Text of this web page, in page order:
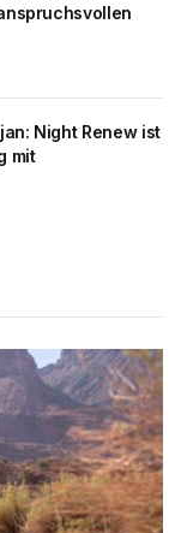
Night Renew ist
mit